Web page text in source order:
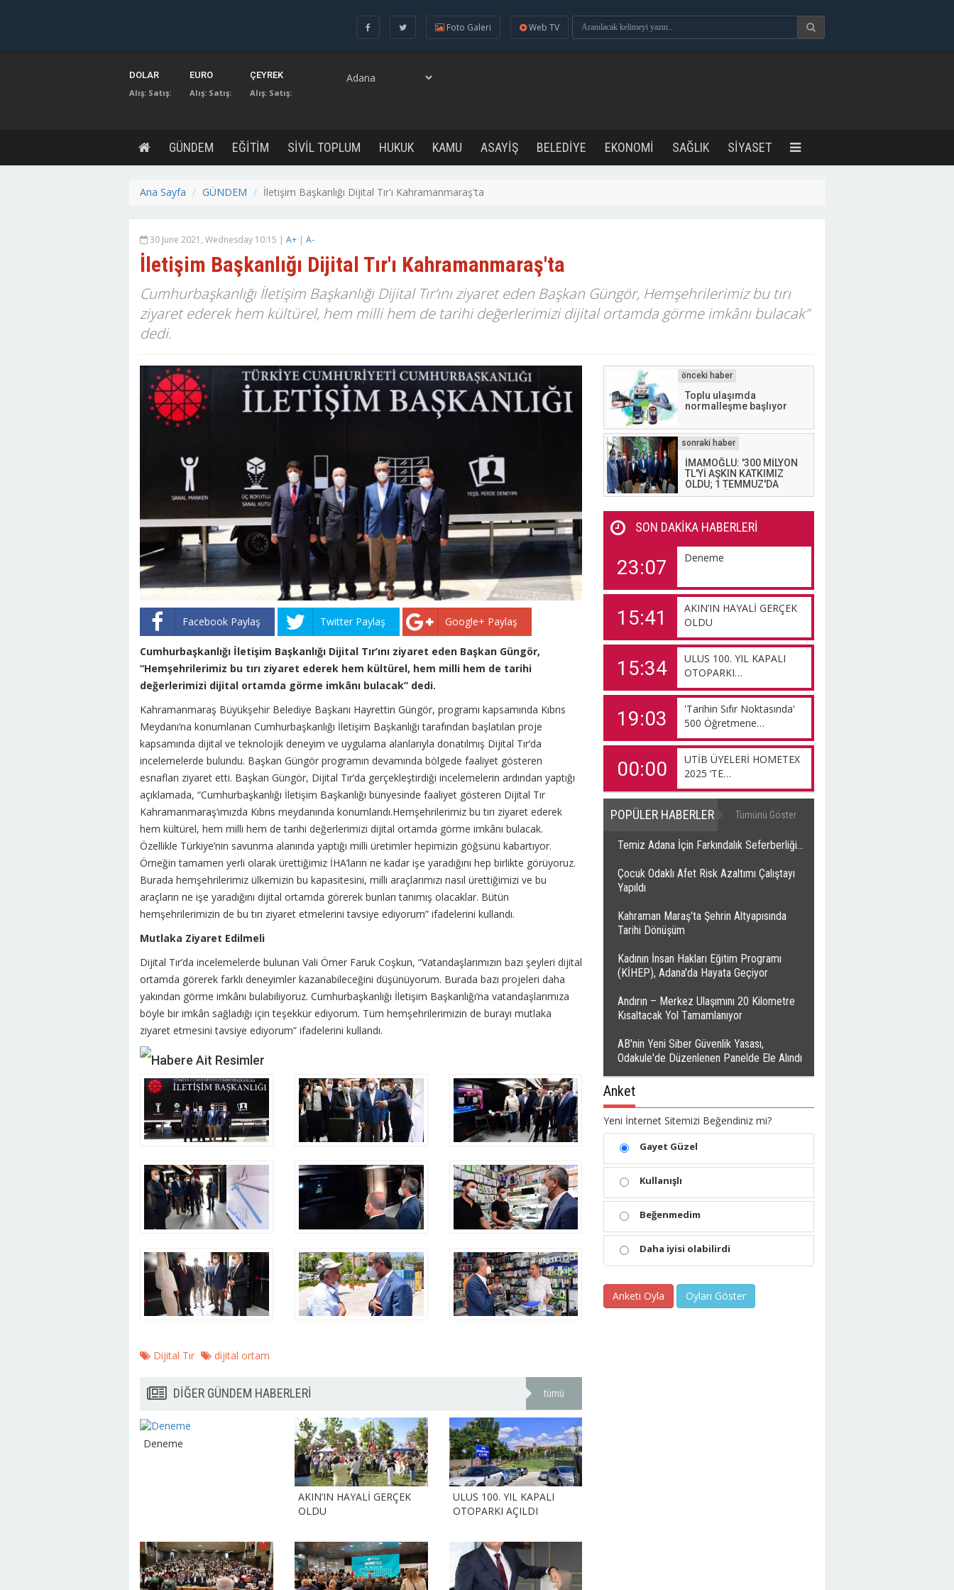
Foto Galeri Web TV
DOLAR
Alış: Satış:
EURO
Alış: Satış:
ÇEYREK
Alış: Satış:
GÜNDEM EĞİTİM SİVİL TOPLUM HUKUK KAMU ASAYİŞ BELEDİYE EKONOMİ SAĞLIK SİYASET
Ana Sayfa GÜNDEM İletişim Başkanlığı Dijital Tır'ı Kahramanmaraş'ta
30 June 2021, Wednesday 10:15 | A+ | A-
İletişim Başkanlığı Dijital Tır'ı Kahramanmaraş'ta
Cumhurbaşkanlığı İletişim Başkanlığı Dijital Tır’ını ziyaret eden Başkan Güngör, Hemşehrilerimiz bu tırı
ziyaret ederek hem kültürel, hem milli hem de tarihi değerlerimizi dijital ortamda görme imkânı bulacak”
dedi.
Facebook Paylaş Twitter Paylaş Google+ Paylaş
Cumhurbaşkanlığı İletişim Başkanlığı Dijital Tır’ını ziyaret eden Başkan Güngör,
“Hemşehrilerimiz bu tırı ziyaret ederek hem kültürel, hem milli hem de tarihi
değerlerimizi dijital ortamda görme imkânı bulacak” dedi.
Kahramanmaraş Büyükşehir Belediye Başkanı Hayrettin Güngör, programı kapsamında Kıbrıs
Meydanı’na konumlanan Cumhurbaşkanlığı İletişim Başkanlığı tarafından başlatılan proje
kapsamında dijital ve teknolojik deneyim ve uygulama alanlarıyla donatılmış Dijital Tır’da
incelemelerde bulundu. Başkan Güngör programın devamında bölgede faaliyet gösteren
esnafları ziyaret etti. Başkan Güngör, Dijital Tır’da gerçekleştirdiği incelemelerin ardından yaptığı
açıklamada, “Cumhurbaşkanlığı İletişim Başkanlığı bünyesinde faaliyet gösteren Dijital Tır
Kahramanmaraş’ımızda Kıbrıs meydanında konumlandı.Hemşehrilerimiz bu tırı ziyaret ederek
hem kültürel, hem milli hem de tarihi değerlerimizi dijital ortamda görme imkânı bulacak.
Özellikle Türkiye’nin savunma alanında yaptığı milli üretimler hepimizin göğsünü kabartıyor.
Örneğin tamamen yerli olarak ürettiğimiz İHA’ların ne kadar işe yaradığını hep birlikte görüyoruz.
Burada hemşehrilerimiz ülkemizin bu kapasitesini, milli araçlarımızı nasıl ürettiğimizi ve bu
araçların ne işe yaradığını dijital ortamda görerek bunları tanımış olacaklar. Bütün
hemşehrilerimizin de bu tırı ziyaret etmelerini tavsiye ediyorum” ifadelerini kullandı.
Mutlaka Ziyaret Edilmeli
Dijital Tır’da incelemelerde bulunan Vali Ömer Faruk Coşkun, “Vatandaşlarımızın bazı şeyleri dijital
ortamda görerek farklı deneyimler kazanabileceğini düşünüyorum. Burada bazı projeleri daha
yakından görme imkânı bulabiliyoruz. Cumhurbaşkanlığı İletişim Başkanlığı’na vatandaşlarımıza
böyle bir imkân sağladığı için teşekkür ediyorum. Tüm hemşehrilerimizin de burayı mutlaka
ziyaret etmesini tavsiye ediyorum” ifadelerini kullandı.
Habere Ait Resimler
Dijital Tır dijital ortam
DİĞER GÜNDEM HABERLERİ tümü
Deneme
AKIN’IN HAYALİ GERÇEK
OLDU
ULUS 100. YIL KAPALI
OTOPARKI AÇILDI
Toplu ulaşımda
normalleşme başlıyor
İMAMOĞLU: '300 MİLYON
TL'Yİ AŞKIN KATKIMIZ
OLDU; 1 TEMMUZ'DA
DURACAĞIZ'
SON DAKİKA HABERLERİ
23:07 Deneme
15:41
AKIN’IN HAYALİ GERÇEK
OLDU
15:34
ULUS 100. YIL KAPALI
OTOPARKI…
19:03
'Tarihin Sıfır Noktasında'
500 Öğretmene…
00:00
UTİB ÜYELERİ HOMETEX
2025 ‘TE…
POPÜLER HABERLER Tümünü Göster
Temiz Adana İçin Farkındalık Seferberliği…
Çocuk Odaklı Afet Risk Azaltımı Çalıştayı
Yapıldı
Kahraman Maraş'ta Şehrin Altyapısında
Tarihi Dönüşüm
Kadının İnsan Hakları Eğitim Programı
(KİHEP), Adana'da Hayata Geçiyor
Andırın – Merkez Ulaşımını 20 Kilometre
Kısaltacak Yol Tamamlanıyor
AB'nin Yeni Siber Güvenlik Yasası,
Odakule'de Düzenlenen Panelde Ele Alındı
Anket
Yeni İnternet Sitemizi Beğendiniz mi?
Gayet Güzel
Kullanışlı
Beğenmedim
Daha iyisi olabilirdi
Anketi Oyla Oyları Göster